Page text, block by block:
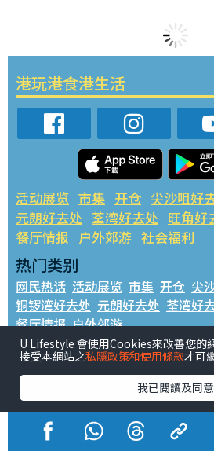
港玩港食港生活
活动展览 市集 开仓 尖沙咀好
元朗好去处 荃湾好去处 旺角好
餐厅情报 户外郊游 社会福利
热门类别
网民热话 活动展览 市集 开仓 尖
铜锣湾好去处 元朗好去处 荃湾好
餐厅情报 户外郊游
热门标签
#UGO揾好去处 #人气活动推介 #
#ULifestyle应用
#UJetso礼物放送 #ULifestyle商
#网络热话
U Lifestyle 會使用Cookies來改善您的
接受本網站之私隱政策和使用條款才可
我已閱讀及同意